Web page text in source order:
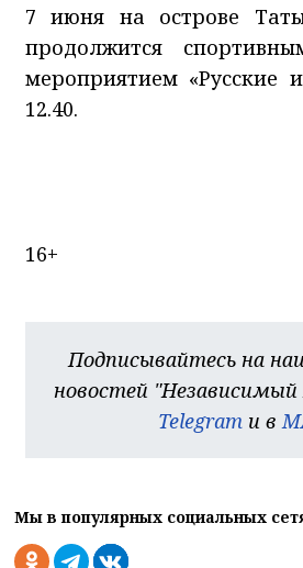
7 июня на острове
продолжится
мероприятием «Русские
12.40.
16+
Подписывайтесь на
новостей "Независимый
Telegram и в
Мы в популярных социальных